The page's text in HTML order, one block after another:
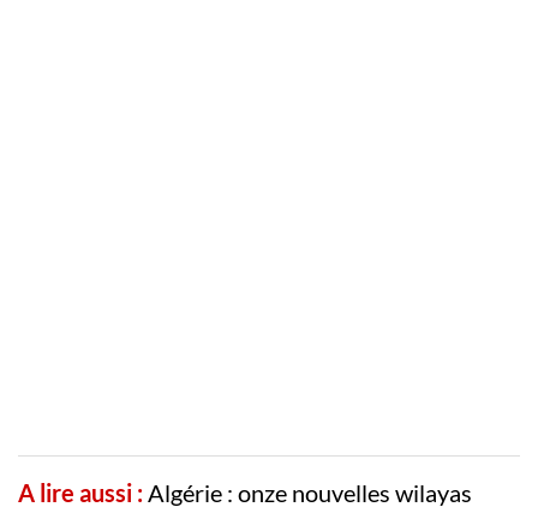
A lire aussi : Algérie : onze nouvelles wilayas